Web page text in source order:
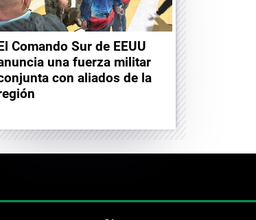
Comando Sur de EEUU
una fuerza militar
con aliados de la